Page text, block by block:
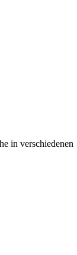
in verschiedenen